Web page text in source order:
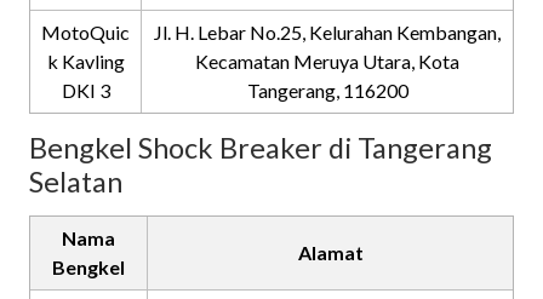
MotoQuic
k Kavling
DKI 3
Jl. H. Lebar No.25, Kelurahan Kembangan,
Kecamatan Meruya Utara, Kota
Tangerang, 116200
Bengkel Shock Breaker di Tangerang
Selatan
Nama
Bengkel
Alamat